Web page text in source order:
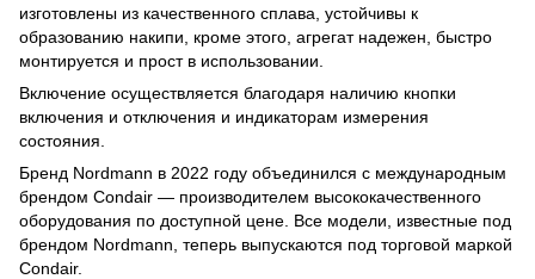
изготовлены из качественного сплава, устойчивы к
образованию накипи, кроме этого, агрегат надежен, быстро
монтируется и прост в использовании.
Включение осуществляется благодаря наличию кнопки
включения и отключения и индикаторам измерения
состояния.
Бренд Nordmann в 2022 году объединился с международным
брендом Condair — производителем высококачественного
оборудования по доступной цене. Все модели, известные под
брендом Nordmann, теперь выпускаются под торговой маркой
Condair.